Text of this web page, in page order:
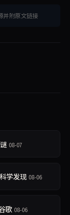
并附原文链接
08-07
学发现 08-06
歌 08-06